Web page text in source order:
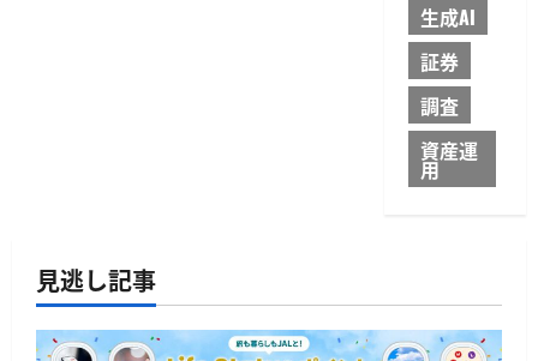
生成AI
証券
調査
資産運
用
見逃し記事